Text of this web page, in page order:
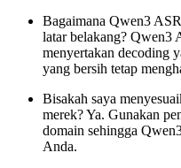
Bagaimana Qwen3
latar belakang? Qwen3
menyertakan decoding
yang bersih tetap
Bisakah saya
merek? Ya. Gunakan
domain sehingga
Anda.